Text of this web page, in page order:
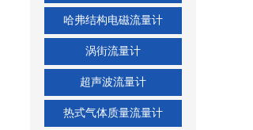
哈弗结构电磁流量计
涡街流量计
超声波流量计
热式气体质量流量计